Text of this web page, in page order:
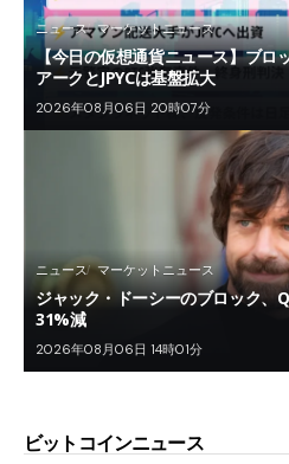
ニュース マーケットニュース
【今日の仮想通貨ニュース】ブロ
アークとJPYCは基盤拡大
2026年08月06日 20時07分
ニュース マーケットニュース
ジャック・ドーシーのブロック、
31%減
2026年08月06日 14時01分
ビットコインニュース